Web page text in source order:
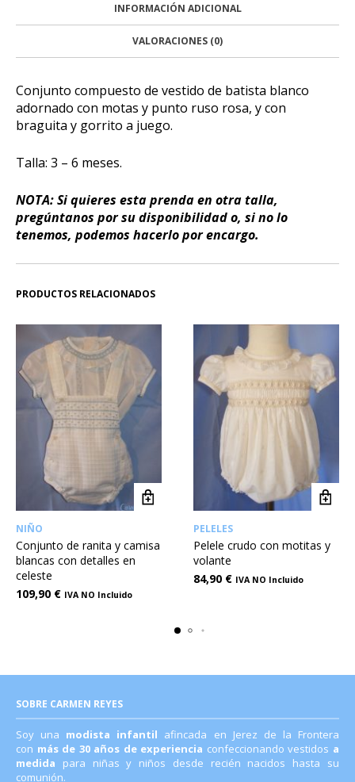
INFORMACIÓN ADICIONAL
VALORACIONES (0)
Conjunto compuesto de vestido de batista blanco
adornado con motas y punto ruso rosa, y con
braguita y gorrito a juego.
Talla: 3 – 6 meses.
NOTA: Si quieres esta prenda en otra talla,
pregúntanos por su disponibilidad o, si no lo
tenemos, podemos hacerlo por encargo.
PRODUCTOS RELACIONADOS
NIÑO
Conjunto de ranita y camisa
blancas con detalles en
celeste
109,90 € IVA NO Incluido
PELELES
Pelele crudo con motitas y
volante
84,90 € IVA NO Incluido
SOBRE CARMEN REYES
Soy una modista infantil afincada en Jerez de la Frontera
con más de 30 años de experiencia confeccionando vestidos a
medida para niñas y niños desde recién nacidos hasta su
comunión.